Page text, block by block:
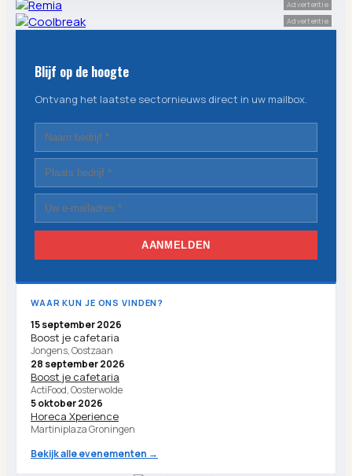
Advertentie
Advertentie
Blijf op de hoogte
Ontvang het laatste sectornieuws direct in uw mailbox.
AANMELDEN
WAAR KUN JE ONS VINDEN?
15 september 2026
Boost je cafetaria
Jongens, Oostzaan
28 september 2026
Boost je cafetaria
ActiFood, Oosterwolde
5 oktober 2026
Horeca Xperience
Martiniplaza Groningen
Bekijk alle evenementen →